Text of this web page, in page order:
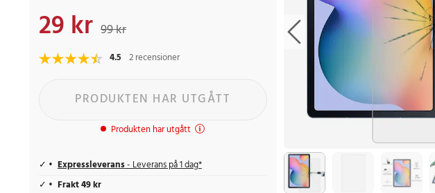
Nuvarande pris
29 kr 99 kr
4.5 2 recensioner
PRODUKTEN HAR UTGÅTT
Produkten har utgått
Expressleverans- Leverans på 1 dag*
Frakt 49 kr